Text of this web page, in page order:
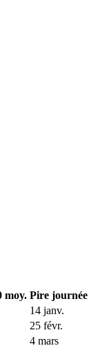
moy. Pire journée
14 janv.
25 févr.
4 mars